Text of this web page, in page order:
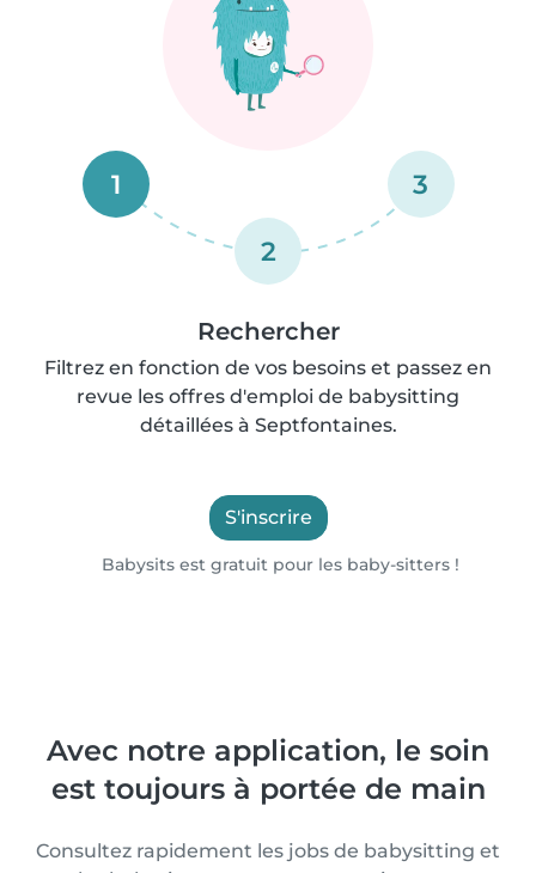
1
2
3
Rechercher
Filtrez en fonction de vos besoins et passez en
revue les offres d'emploi de babysitting
détaillées à Septfontaines.
S'inscrire
Babysits est gratuit pour les baby-sitters !
Avec notre application, le soin
est toujours à portée de main
Consultez rapidement les jobs de babysitting et